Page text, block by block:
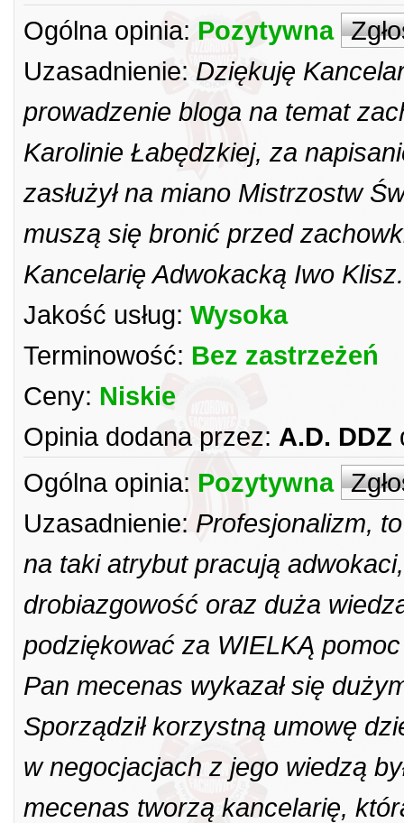
Ogólna opinia: Pozytywna
Uzasadnienie: Dziękuję
prowadzenie bloga na temat
Karolinie Łabędzkiej, za
zasłużył na miano Mistrzostw
muszą się bronić przed
Kancelarię Adwokacką Iwo
Jakość usług: Wysoka
Terminowość: Bez zastrzeżeń
Ceny: Niskie
Opinia dodana przez: A.D. DDZ
Ogólna opinia: Pozytywna
Uzasadnienie: Profesjonalizm,
na taki atrybut pracują
drobiazgowość oraz duża
podziękować za WIELKĄ
Pan mecenas wykazał się
Sporządził korzystną umowę
w negocjacjach z jego wiedzą
mecenas tworzą kancelarię,